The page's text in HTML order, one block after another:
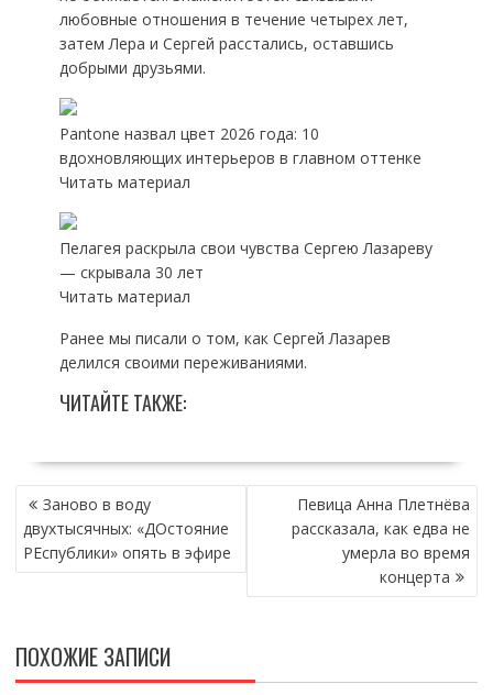
любовные отношения в течение четырех лет,
затем Лера и Сергей расстались, оставшись
добрыми друзьями.
Pantone назвал цвет 2026 года: 10
вдохновляющих интерьеров в главном оттенке
Читать материал
Пелагея раскрыла свои чувства Сергею Лазареву
— скрывала 30 лет
Читать материал
Ранее мы писали о том, как Сергей Лазарев
делился своими переживаниями.
ЧИТАЙТЕ ТАКЖЕ:
НАВИГАЦИЯ
ПО
ЗАПИСЯМ
Заново в воду
двухтысячных: «ДОстояние
РЕспублики» опять в эфире
Певица Анна Плетнёва
рассказала, как едва не
умерла во время
концерта
ПОХОЖИЕ ЗАПИСИ